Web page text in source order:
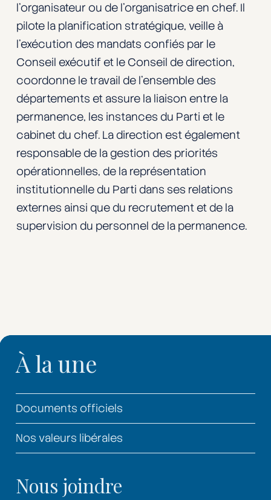
l’organisateur ou de l’organisatrice en chef. Il
pilote la planification stratégique, veille à
l’exécution des mandats confiés par le
Conseil exécutif et le Conseil de direction,
coordonne le travail de l’ensemble des
départements et assure la liaison entre la
permanence, les instances du Parti et le
cabinet du chef. La direction est également
responsable de la gestion des priorités
opérationnelles, de la représentation
institutionnelle du Parti dans ses relations
externes ainsi que du recrutement et de la
supervision du personnel de la permanence.
À la une
Documents officiels
Nos valeurs libérales
Nous joindre